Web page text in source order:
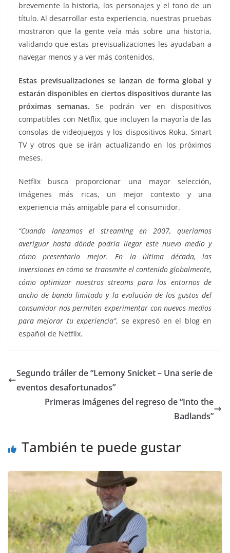
brevemente la historia, los personajes y el tono de un
título. Al desarrollar esta experiencia, nuestras pruebas
mostraron que la gente veía más sobre una historia,
validando que estas previsualizaciones les ayudaban a
navegar menos y a ver más contenidos.
Estas previsualizaciones se lanzan de forma global y
estarán disponibles en ciertos dispositivos durante las
próximas semanas. Se podrán ver en dispositivos
compatibles con Netflix, que incluyen la mayoría de las
consolas de videojuegos y los dispositivos Roku, Smart
TV y otros que se irán actualizando en los próximos
meses.
Netflix busca proporcionar una mayor selección,
imágenes más ricas, un mejor contexto y una
experiencia más amigable para el consumidor.
“Cuando lanzamos el streaming en 2007, queríamos
averiguar hasta dónde podría llegar este nuevo medio y
cómo presentarlo mejor. En la última década, las
inversiones en cómo se transmite el contenido globalmente,
cómo optimizar nuestros streams para los entornos de
ancho de banda limitado y la evolución de los gustos del
consumidor nos permiten experimentar con nuevos medios
para mejorar tu experiencia”, se expresó en el blog en
español de Netflix.
Segundo tráiler de “Lemony Snicket – Una serie de
eventos desafortunados”
Primeras imágenes del regreso de “Into the
Badlands”
También te puede gustar